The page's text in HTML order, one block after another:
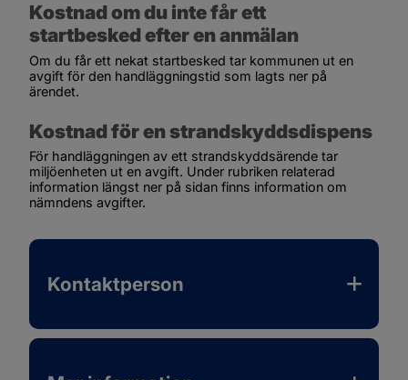
Kostnad om du inte får ett
startbesked efter en anmälan
Om du får ett nekat startbesked tar kommunen ut en
avgift för den handläggningstid som lagts ner på
ärendet.
Kostnad för en strandskyddsdispens
För handläggningen av ett strandskyddsärende tar
miljöenheten ut en avgift. Under rubriken relaterad
information längst ner på sidan finns information om
nämndens avgifter.
Kontaktperson